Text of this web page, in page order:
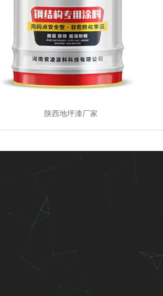
陕西地坪漆厂家